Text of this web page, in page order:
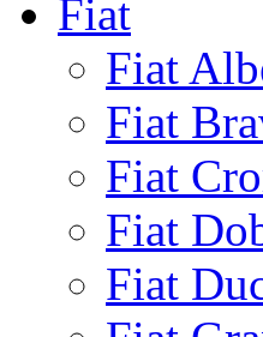
Fiat
Fiat
Fiat
Fiat
Fiat
Fiat